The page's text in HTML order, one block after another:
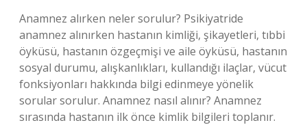
Anamnez alırken neler sorulur? Psikiyatride
anamnez alınırken hastanın kimliği, şikayetleri, tıbbi
öyküsü, hastanın özgeçmişi ve aile öyküsü, hastanın
sosyal durumu, alışkanlıkları, kullandığı ilaçlar, vücut
fonksiyonları hakkında bilgi edinmeye yönelik
sorular sorulur. Anamnez nasıl alınır? Anamnez
sırasında hastanın ilk önce kimlik bilgileri toplanır.